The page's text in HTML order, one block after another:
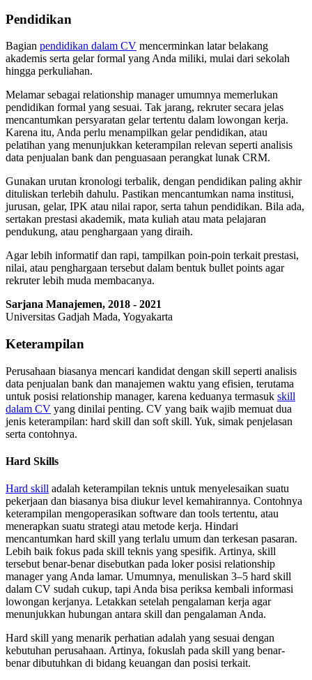
Pendidikan
Bagian pendidikan dalam CV mencerminkan latar belakang
akademis serta gelar formal yang Anda miliki, mulai dari sekolah
hingga perkuliahan.
Melamar sebagai relationship manager umumnya memerlukan
pendidikan formal yang sesuai. Tak jarang, rekruter secara jelas
mencantumkan persyaratan gelar tertentu dalam lowongan kerja.
Karena itu, Anda perlu menampilkan gelar pendidikan, atau
pelatihan yang menunjukkan keterampilan relevan seperti analisis
data penjualan bank dan penguasaan perangkat lunak CRM.
Gunakan urutan kronologi terbalik, dengan pendidikan paling akhir
dituliskan terlebih dahulu. Pastikan mencantumkan nama institusi,
jurusan, gelar, IPK atau nilai rapor, serta tahun pendidikan. Bila ada,
sertakan prestasi akademik, mata kuliah atau mata pelajaran
pendukung, atau penghargaan yang diraih.
Agar lebih informatif dan rapi, tampilkan poin-poin terkait prestasi,
nilai, atau penghargaan tersebut dalam bentuk bullet points agar
rekruter lebih muda membacanya.
Sarjana Manajemen, 2018 - 2021
Universitas Gadjah Mada, Yogyakarta
Keterampilan
Perusahaan biasanya mencari kandidat dengan skill seperti analisis
data penjualan bank dan manajemen waktu yang efisien, terutama
untuk posisi relationship manager, karena keduanya termasuk skill
dalam CV yang dinilai penting. CV yang baik wajib memuat dua
jenis keterampilan: hard skill dan soft skill. Yuk, simak penjelasan
serta contohnya.
Hard Skills
Hard skill adalah keterampilan teknis untuk menyelesaikan suatu
pekerjaan dan biasanya bisa diukur level kemahirannya. Contohnya
keterampilan mengoperasikan software dan tools tertentu, atau
menerapkan suatu strategi atau metode kerja. Hindari
mencantumkan hard skill yang terlalu umum dan terkesan pasaran.
Lebih baik fokus pada skill teknis yang spesifik. Artinya, skill
tersebut benar-benar disebutkan pada loker posisi relationship
manager yang Anda lamar. Umumnya, menuliskan 3–5 hard skill
dalam CV sudah cukup, tapi Anda bisa periksa kembali informasi
lowongan kerjanya. Letakkan setelah pengalaman kerja agar
menunjukkan hubungan antara skill dan pengalaman Anda.
Hard skill yang menarik perhatian adalah yang sesuai dengan
kebutuhan perusahaan. Artinya, fokuslah pada skill yang benar-
benar dibutuhkan di bidang keuangan dan posisi terkait.